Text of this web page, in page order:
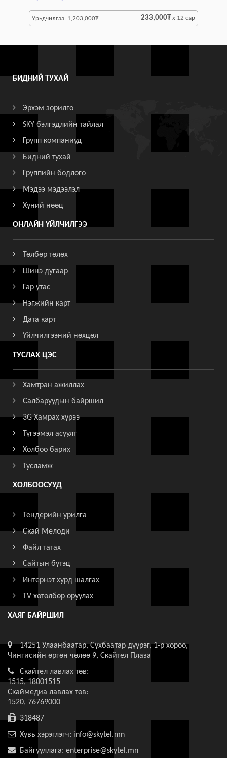
Урьдчилгаа: 1,203,000₮ 233,000₮ x 12 сар
БИДНИЙ ТУХАЙ
Эрхэм зорилго
SKY бэлгэдлийн тайлал
Групп компаниуд
Бидний тухай
Группийн бодлого
Мэдээ мэдээлэл
Хүний нөөц
ОНЛАЙН ҮЙЛЧИЛГЭЭ
Төлбөр төлөх
Шинэ дугаар
Гар утас
Нэгжийн карт
Дата карт
Үйлчилгээний нөхцөл
ТУСЛАХ ЦЭС
Хамтран ажиллах
Салбаруудын байршил
3G Хамрах хүрээ
Түгээмэл асуулт
Холбоо барих
Тусламж
ХОЛБООСУУД
Тендерийн урилга
Скай Мелоди
Файл татах
Сайтын бүтэц
Интернэт хурд шалгах
TV хөтөлбөр оруулах
ХАЯГ БАЙРШИЛ
14251 Улаанбаатар, Сүхбаатар дүүрэг, 1-р хороо,
Чингисийн өргөн чөлөө 9, Скайтел Плаза
Скайтел лавлах төв:
1515, 18001515
Скаймедиа лавлах төв:
1520, 76769000
318487
Хувь хэрэглэгч: info@skytel.mn
Байгууллага: enterprise@skytel.mn